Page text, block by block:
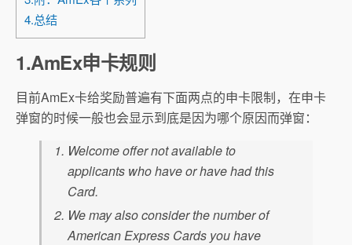
4.总结
1.AmEx申卡规则
目前AmEx卡给奖励普遍有下面两点的申卡限制，在申卡
弹窗的时候一般也会显示到底是因为哪个原因而弹窗：
Welcome offer not available to
applicants who have or have had this
Card.
We may also consider the number of
American Express Cards you have